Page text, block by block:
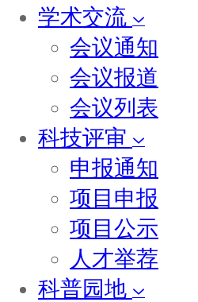
学术交流
会议通知
会议报道
会议列表
科技评审
申报通知
项目申报
项目公示
人才举荐
科普园地